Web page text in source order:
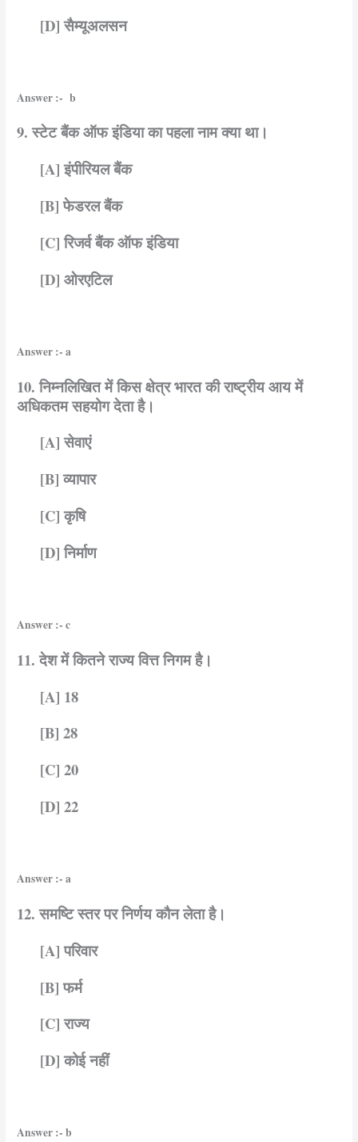
[D] सैम्यूअलसन
Answer :- b
9. स्टेट बैंक ऑफ इंडिया का पहला नाम क्या था।
[A] इंपीरियल बैंक
[B] फेडरल बैंक
[C] रिजर्व बैंक ऑफ इंडिया
[D] ओरएटिल
Answer :- a
10. निम्नलिखित में किस क्षेत्र भारत की राष्ट्रीय आय में
अधिकतम सहयोग देता है।
[A] सेवाएं
[B] व्यापार
[C] कृषि
[D] निर्माण
Answer :- c
11. देश में कितने राज्य वित्त निगम है।
[A] 18
[B] 28
[C] 20
[D] 22
Answer :- a
12. समष्टि स्तर पर निर्णय कौन लेता है।
[A] परिवार
[B] फर्म
[C] राज्य
[D] कोई नहीं
Answer :- b